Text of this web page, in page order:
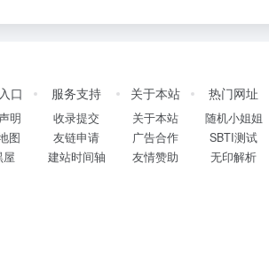
口
明
图
屋
服务支持
收录提交
友链申请
建站时间轴
关于本站
关于本站
广告合作
友情赞助
热门网址
随机小姐姐
SBTI测试
无印解析